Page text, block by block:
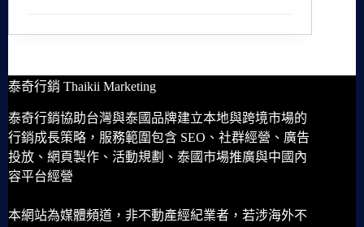
泰奇行銷 Thaikii Marketing
泰奇行銷協助台灣與泰國品牌建立本地與跨境市場的
行銷成長策略，服務範圍包含 SEO、社群經營、廣告
投放、網頁製作、活動規劃、泰國市場推廣與中國內
容平台經營
本網站為媒體頻道，非不動產經紀業者，若涉海外不